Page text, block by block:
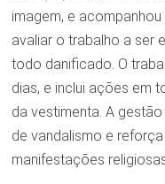
imagem, e
avaliar o trabalho a ser
todo danificado. O
dias, e inclui ações em
da vestimenta. A
de vandalismo e
manifestações